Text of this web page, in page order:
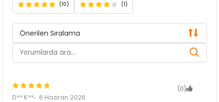
(10) (1)
Önerilen Sıralama
(0)
D** K**
6 Haziran 2026